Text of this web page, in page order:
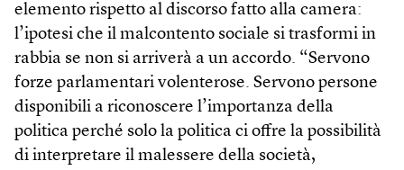
elemento rispetto al discorso fatto alla camera:
l’ipotesi che il malcontento sociale si trasformi in
rabbia se non si arriverà a un accordo. “Servono
forze parlamentari volenterose. Servono persone
disponibili a riconoscere l’importanza della
politica perché solo la politica ci offre la possibilità
di interpretare il malessere della società,